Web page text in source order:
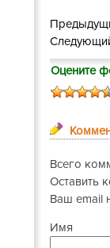
Оцените
Всего
Оставить
Ваш email
Имя